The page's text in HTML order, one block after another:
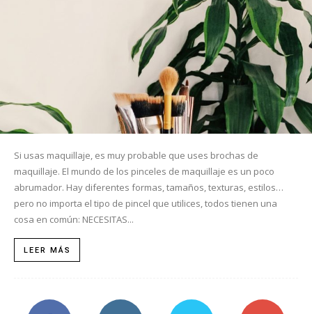
Si usas maquillaje, es muy probable que uses brochas de
maquillaje. El mundo de los pinceles de maquillaje es un poco
abrumador. Hay diferentes formas, tamaños, texturas, estilos…
pero no importa el tipo de pincel que utilices, todos tienen una
cosa en común: NECESITAS...
LEER MÁS